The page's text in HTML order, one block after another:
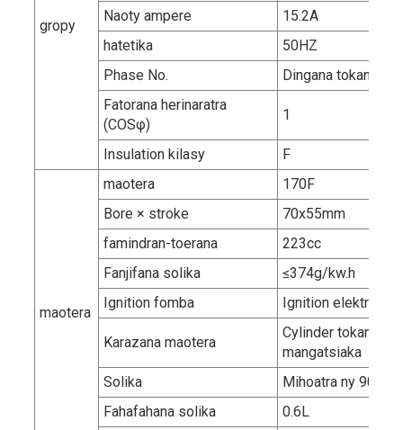
gropy
Naoty ampere
15.2A
hatetika
50HZ
Phase No.
Dingana tokana
Fatorana herinaratra
(COSφ)
1
Insulation kilasy F
maotera
maotera
170F
Bore × stroke
70x55mm
famindran-toerana
223cc
Fanjifana solika
≤374g/kw.h
Ignition fomba
Ignition elektronika
Karazana maotera
Cylinder tokana, 4
mangatsiaka
Solika
Mihoatra ny 90#
Fahafahana solika
0.6L